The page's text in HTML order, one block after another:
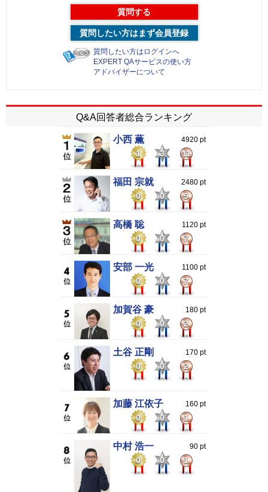
質問する
質問したい方はまず会員登録
質問したい方はログインへ
EXPERT QAサービスの使い方
アドバイザーについて
Q&A回答者総合ランキング
小西 薫 4920 pt
1 3 11
福田 宗就 2480 pt
0 0 9
高橋 聡 1120 pt
0 0 7
安部 一光 1100 pt
0 0 7
加賀谷 豪 180 pt
0 0 2
土谷 正剛 170 pt
0 0 2
加藤 江依子 160 pt
0 0 1
中村 浩一 90 pt
0 0 1